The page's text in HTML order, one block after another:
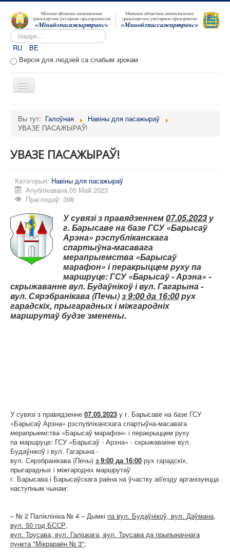
Пошук...
RU
BE
Версія для людзей са слабым зрокам
Toggle
Аб прадпрыемстве
Адміністратыўныя працэдуры
Расклад руху
Партал перавозчыкаў
Карта сайта
Вы тут: Галоўная
Навіны для пасажыраў
УВАЗЕ ПАСАЖЫРАЎ!
УВАЗЕ ПАСАЖЫРАЎ!
Катэгорыя: Навіны для пасажыраў
Апублікавана 05 Май 2023
Праглядаў: 398
У сувязі з правядзеннем07.05.2023 у
г. Барысаве на базе ГСУ «Барысаў
Арэна» рэспубліканскага
спартыўна-масавага
мерапрыемства «Барысаў
марафон» і перакрыццем руху па
маршруце: ГСУ «Барысаў - Арэна» -
скрыжаванне вул. Будаўнікоў і вул. Гагарына -
вул. Сярэбранікава (Печы)з 9:00 да 16:00рух
гарадскіх, прыгарадных і міжгародніх
маршрутаў будзе зменены.
У сувязі з правядзенне 07.05.2023 у г. Барысаве на базе ГСУ
«Барысаў Арэна» рэспубліканскага спартыўна-масавага
мерапрыемства «Барысаў марафон» і перакрыццем руху
па маршруце: ГСУ «Барысаў - Арэна» - скрыжаванне вул.
Будаўнікоў і вул. Гагарына -
вул. Сярэбранікава (Печы) з 9:00 да 16:00 рух гарадскіх,
прыгарадных і міжгародніх маршрутаў
г. Барысава і Барысаўскага раёна на ўчастку аб'езду арганізуецца
наступным чынам:
– № 2 Паліклініка № 4 – Дымкі па вул. Будаўнікоў, вул. Даўмана,
вул. 50 год БССР,
вул. Трусава, вул. Галіцкага, вул. Трусава да прыпыначнага
пункта "Мікрараён № 3";